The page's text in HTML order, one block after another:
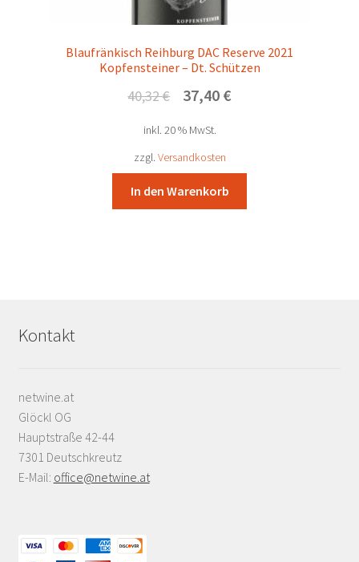
Blaufränkisch Reihburg DAC Reserve 2021
Kopfensteiner – Dt. Schützen
40,32€
Ursprünglicher
war:
40,32 €
37,40 €Aktueller
inkl. 20 % MwSt.
zzgl. Versandkosten
In den Warenkorb
Kontakt
netwine.at
Glöckl OG
Hauptstraße 42-44
7301 Deutschkreutz
E-Mail: office@netwine.at